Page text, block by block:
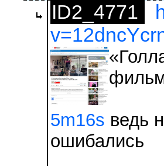
ID2_4771
5m16s ведь
ошибались